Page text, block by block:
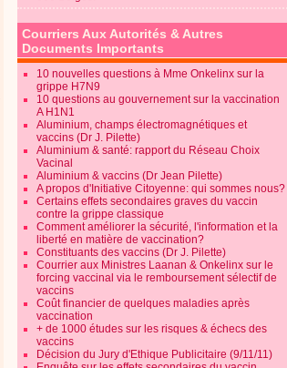
Courriers Aux Autorités & Autres
Documents Importants
10 nouvelles questions à Mme Onkelinx sur la
grippe H7N9
10 questions au gouvernement sur la vaccination
A H1N1
Aluminium, champs électromagnétiques et
vaccins (Dr J. Pilette)
Aluminium & santé: rapport du Réseau Choix
Vacinal
Aluminium & vaccins (Dr Jean Pilette)
A propos d'Initiative Citoyenne: qui sommes nous?
Certains effets secondaires graves du vaccin
contre la grippe classique
Comment améliorer la sécurité, l'information et la
liberté en matière de vaccination?
Constituants des vaccins (Dr J. Pilette)
Courrier aux Ministres Laanan & Onkelinx sur le
forcing vaccinal via le remboursement sélectif de
vaccins
Coût financier de quelques maladies après
vaccination
+ de 1000 études sur les risques & échecs des
vaccins
Décision du Jury d'Ethique Publicitaire (9/11/11)